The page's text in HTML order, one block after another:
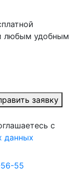
любым удобным
заявку
с
данных
55